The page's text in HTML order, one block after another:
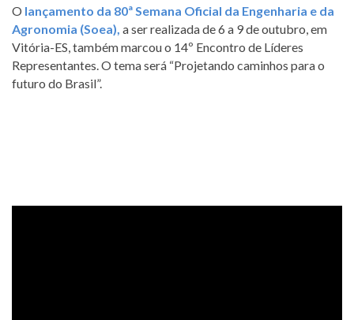
O lançamento da 80ª Semana Oficial da Engenharia e da
Agronomia (Soea), a ser realizada de 6 a 9 de outubro, em
Vitória-ES, também marcou o 14º Encontro de Líderes
Representantes. O tema será “Projetando caminhos para o
futuro do Brasil”.